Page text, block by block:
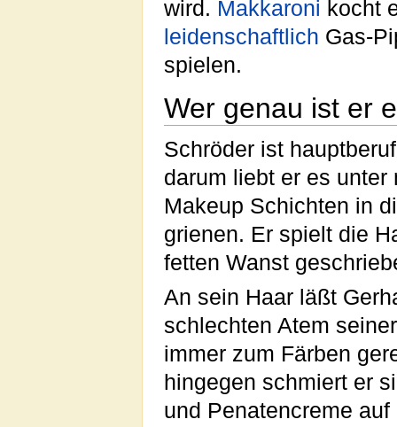
wird. Makkaroni kocht
leidenschaftlich Gas-
spielen.
Wer genau ist er
Schröder ist
darum liebt er es unter
Makeup Schichten in
grienen. Er spielt die
fetten Wanst
An sein Haar läßt
schlechten Atem
immer zum Färben
hingegen schmiert er
und Penatencreme